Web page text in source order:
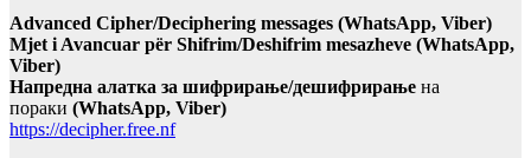
Advanced Cipher/Deciphering messages (WhatsApp, Viber)
Mjet i Avancuar për Shifrim/Deshifrim mesazheve (WhatsApp,
Viber)
Напредна алатка за шифрирање/дешифрирање на
пораки (WhatsApp, Viber)
https://decipher.free.nf